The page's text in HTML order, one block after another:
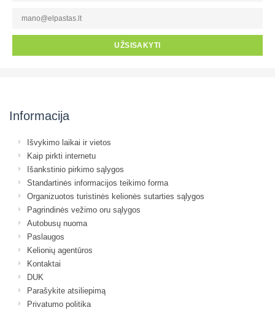
UŽSISAKYTI
Informacija
Išvykimo laikai ir vietos
Kaip pirkti internetu
Išankstinio pirkimo sąlygos
Standartinės informacijos teikimo forma
Organizuotos turistinės kelionės sutarties sąlygos
Pagrindinės vežimo oru sąlygos
Autobusų nuoma
Paslaugos
Kelionių agentūros
Kontaktai
DUK
Parašykite atsiliepimą
Privatumo politika